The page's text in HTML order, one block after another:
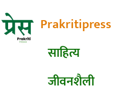
Prakritipress
साहित्य
जीवनशैली